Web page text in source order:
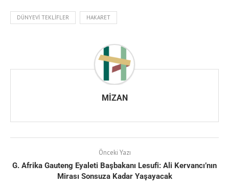
DÜNYEVI TEKLIFLER HAKARET
MIZAN
Önceki Yazı
G. Afrika Gauteng Eyaleti Başbakanı Lesufi: Ali Kervancı’nın
Mirası Sonsuza Kadar Yaşayacak